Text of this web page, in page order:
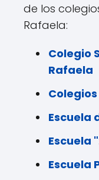
de los
Rafaela:
Colegio
Rafaela
Escuela
Escuela
Escuela